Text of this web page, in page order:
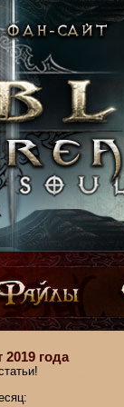
2019 года